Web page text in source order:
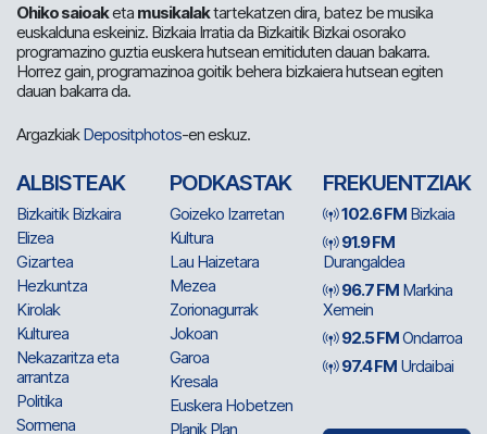
Ohiko saioaketa musikalaktartekatzen dira, batez be musika
euskalduna eskeiniz. Bizkaia Irratia da Bizkaitik Bizkai osorako
programazino guztia euskera hutsean emitiduten dauan bakarra.
Horrez gain, programazinoa goitik behera bizkaiera hutsean egiten
dauan bakarra da.
ArgazkiakDepositphotos-en eskuz.
ALBISTEAK
Bizkaitik Bizkaira
Elizea
Gizartea
Hezkuntza
Kirolak
Kulturea
Nekazaritza eta
arrantza
Politika
Sormena
PODKASTAK
Goizeko Izarretan
Kultura
Lau Haizetara
Mezea
Zorionagurrak
Jokoan
Garoa
Kresala
Euskera Hobetzen
Planik Plan
FREKUENTZIAK
102.6 FM Bizkaia
91.9 FM
Durangaldea
96.7 FM Markina
Xemein
92.5 FMOndarroa
97.4 FM Urdaibai